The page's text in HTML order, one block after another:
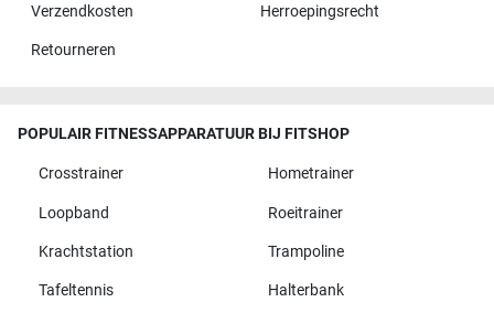
Verzendkosten Herroepingsrecht
Retourneren
POPULAIR FITNESSAPPARATUUR BIJ FITSHOP
Crosstrainer Hometrainer
Loopband Roeitrainer
Krachtstation Trampoline
Tafeltennis Halterbank